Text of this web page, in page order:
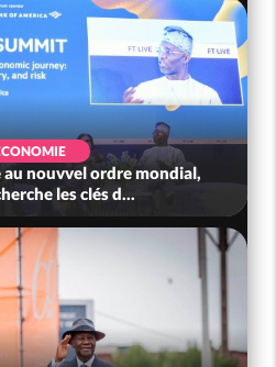
au nouvvel ordre mondial,
les clés d...